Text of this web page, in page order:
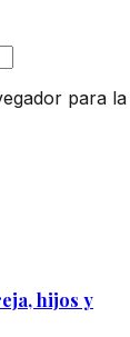
para la
hijos y